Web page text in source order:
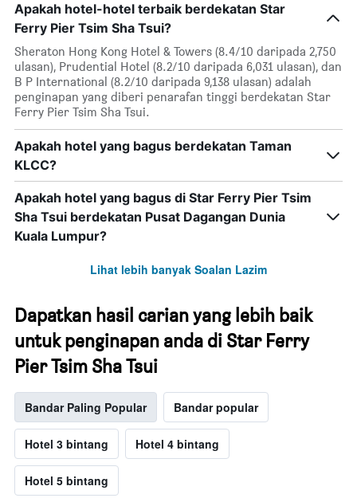
Apakah hotel-hotel terbaik berdekatan Star
Ferry Pier Tsim Sha Tsui?
Sheraton Hong Kong Hotel & Towers (8.4/10 daripada 2,750
ulasan), Prudential Hotel (8.2/10 daripada 6,031 ulasan), dan
B P International (8.2/10 daripada 9,138 ulasan) adalah
penginapan yang diberi penarafan tinggi berdekatan Star
Ferry Pier Tsim Sha Tsui.
Apakah hotel yang bagus berdekatan Taman
KLCC?
Apakah hotel yang bagus di Star Ferry Pier Tsim
Sha Tsui berdekatan Pusat Dagangan Dunia
Kuala Lumpur?
Lihat lebih banyak Soalan Lazim
Dapatkan hasil carian yang lebih baik
untuk penginapan anda di Star Ferry
Pier Tsim Sha Tsui
Bandar Paling Popular Bandar popular
Hotel 3 bintang Hotel 4 bintang
Hotel 5 bintang